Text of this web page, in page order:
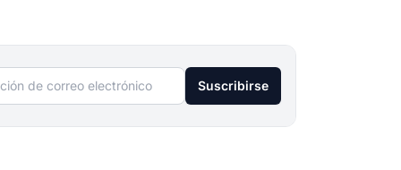
de correo electrónico Suscribirse